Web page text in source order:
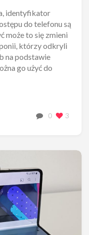
identyfikator
do telefonu są
może to się zmieni
którzy odkryli
na podstawie
go użyć do
0 3